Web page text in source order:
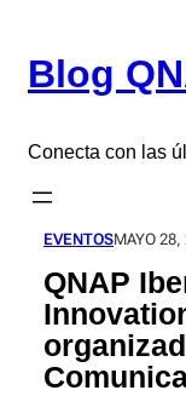
contenido
Blog
Conecta con las
EVENTOSMAYO 28,
QNAP